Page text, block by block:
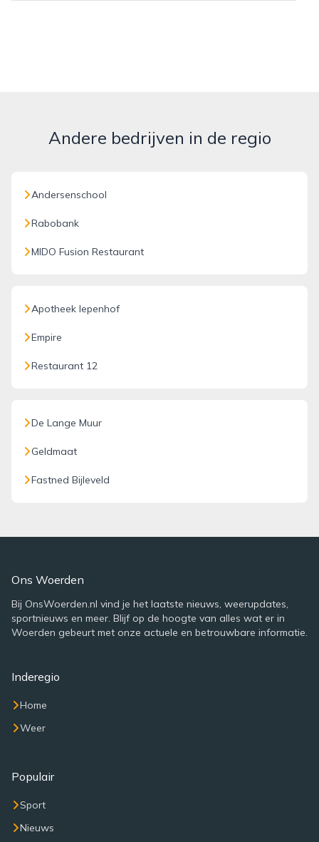
Andere bedrijven in de regio
Andersenschool
Rabobank
MIDO Fusion Restaurant
Apotheek Iepenhof
Empire
Restaurant 12
De Lange Muur
Geldmaat
Fastned Bijleveld
Ons Woerden
Bij OnsWoerden.nl vind je het laatste nieuws, weerupdates,
sportnieuws en meer. Blijf op de hoogte van alles wat er in
Woerden gebeurt met onze actuele en betrouwbare informatie.
Inderegio
Home
Weer
Populair
Sport
Nieuws